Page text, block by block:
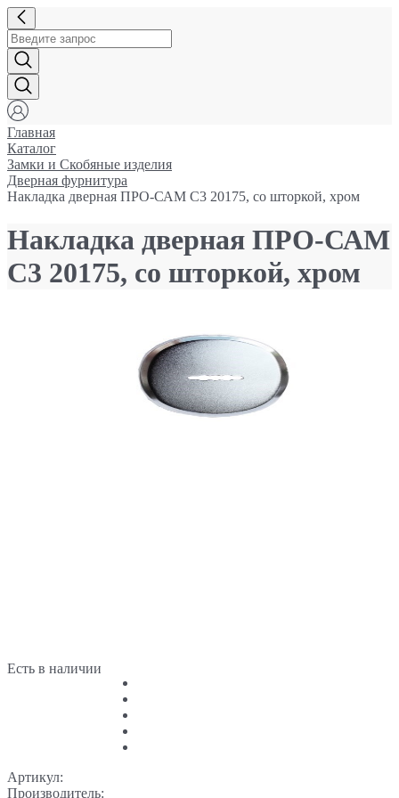
Главная
Каталог
Замки и Cкобяные изделия
Дверная фурнитура
Накладка дверная ПРО-САМ С3 20175, со шторкой, хром
Накладка дверная ПРО-САМ
С3 20175, со шторкой, хром
Есть в наличии
Артикул:
Производитель: